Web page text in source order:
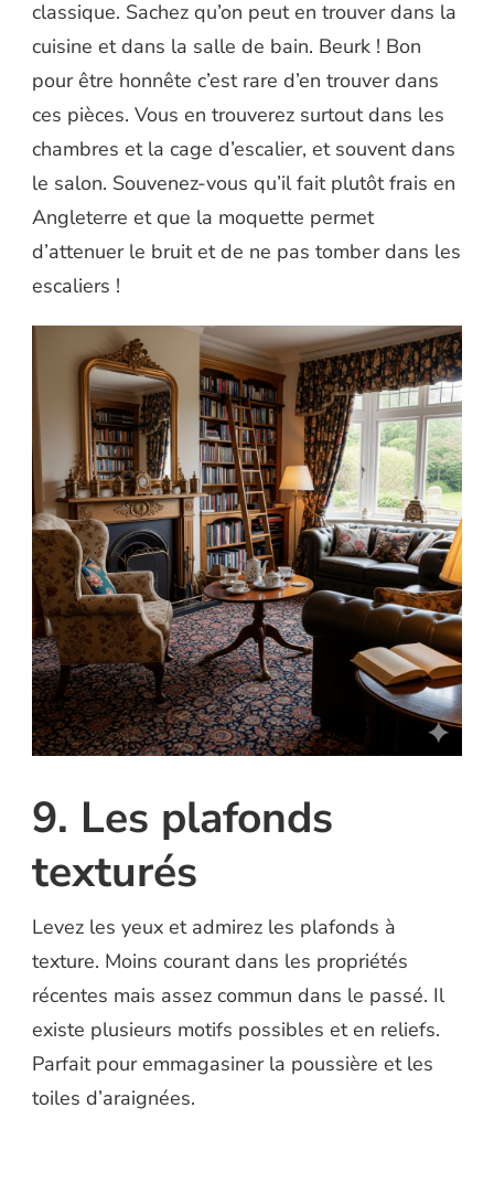
classique. Sachez qu’on peut en trouver dans la
cuisine et dans la salle de bain. Beurk ! Bon
pour être honnête c’est rare d’en trouver dans
ces pièces. Vous en trouverez surtout dans les
chambres et la cage d’escalier, et souvent dans
le salon. Souvenez-vous qu’il fait plutôt frais en
Angleterre et que la moquette permet
d’attenuer le bruit et de ne pas tomber dans les
escaliers !
9. Les plafonds
texturés
Levez les yeux et admirez les plafonds à
texture. Moins courant dans les propriétés
récentes mais assez commun dans le passé. Il
existe plusieurs motifs possibles et en reliefs.
Parfait pour emmagasiner la poussière et les
toiles d’araignées.